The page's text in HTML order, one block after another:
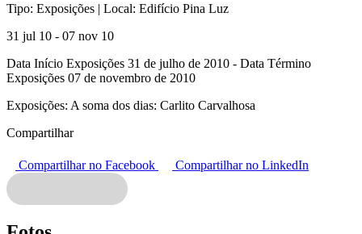
Tipo: Exposições | Local: Edifício Pina Luz
31 jul 10 - 07 nov 10
Data Início Exposições 31 de julho de 2010 - Data Término
Exposições 07 de novembro de 2010
Exposições: A soma dos dias: Carlito Carvalhosa
Compartilhar
Compartilhar no Facebook Compartilhar no LinkedIn